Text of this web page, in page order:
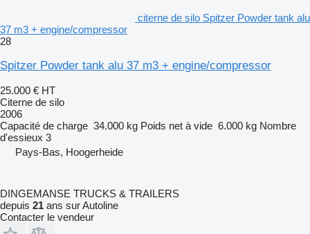
citerne de silo Spitzer Powder tank alu
37 m3 + engine/compressor
28
Spitzer Powder tank alu 37 m3 + engine/compressor
25.000 € HT
Citerne de silo
2006
Capacité de charge 34.000 kg Poids net à vide 6.000 kg Nombre
d'essieux 3
Pays-Bas, Hoogerheide
DINGEMANSE TRUCKS & TRAILERS
depuis 21 ans sur Autoline
Contacter le vendeur